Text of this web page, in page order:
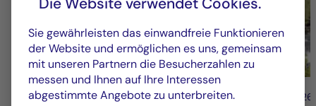
25/06/2026
Sie gewährleisten das einwandfreie Funktionieren
der Website und ermöglichen es uns, gemeinsam
mit unseren Partnern die Besucherzahlen zu
messen und Ihnen auf Ihre Interessen
abgestimmte Angebote zu unterbreiten.